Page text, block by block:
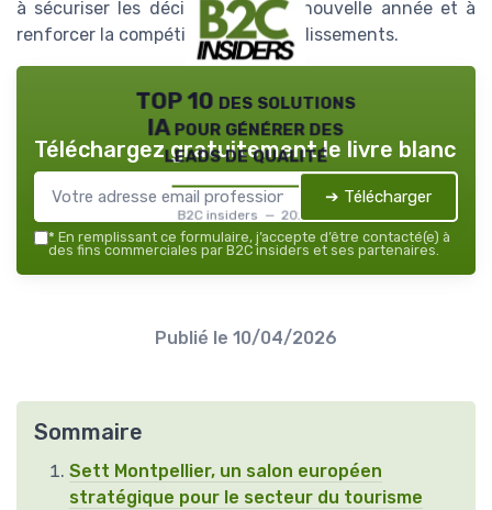
à sécuriser les décisions pour la nouvelle année et à
renforcer la compétitivité des établissements.
TOP 10 des solutions
IA pour générer des
leads de qualité
B2C insiders — 2026
Téléchargez gratuitement le livre blanc
➔ Télécharger
* En remplissant ce formulaire, j’accepte d’être contacté(e) à
des fins commerciales par B2C insiders et ses partenaires.
Publié le 10/04/2026
Sommaire
Sett Montpellier, un salon européen
stratégique pour le secteur du tourisme